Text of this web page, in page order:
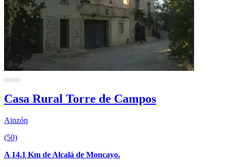
Casa Rural Torre de Campos
Ainzón
(50)
A 14.1 Km de Alcalá de Moncayo.